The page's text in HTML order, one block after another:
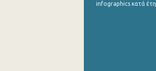
infographics κατά έτη